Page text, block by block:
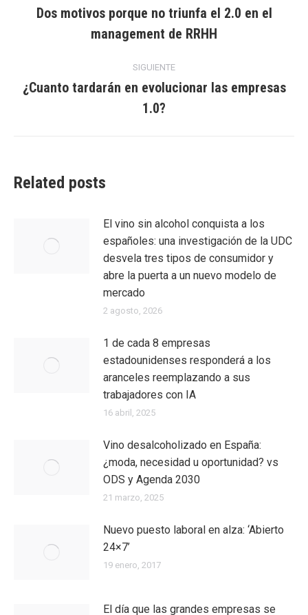
entre
entradas
anterior:
Dos motivos porque no triunfa el 2.0 en el
management de RRHH
SIGUIENTE
siguiente:
¿Cuanto tardarán en evolucionar las empresas
1.0?
Related posts
El vino sin alcohol conquista a los
españoles: una investigación de la UDC
desvela tres tipos de consumidor y
abre la puerta a un nuevo modelo de
mercado
2 agosto, 2026
1 de cada 8 empresas
estadounidenses responderá a los
aranceles reemplazando a sus
trabajadores con IA
16 abril, 2025
Vino desalcoholizado en España:
¿moda, necesidad u oportunidad? vs
ODS y Agenda 2030
21 marzo, 2025
Nuevo puesto laboral en alza: ‘Abierto
24×7’
19 enero, 2017
El día que las grandes empresas se